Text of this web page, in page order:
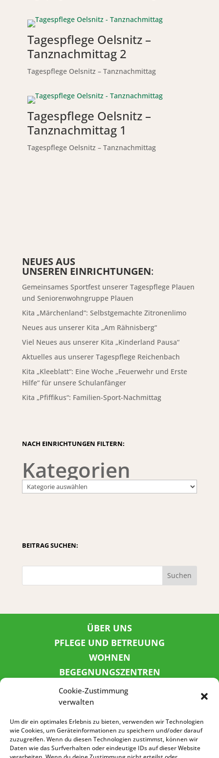
Cookie-Zustimmung
verwalten
Um dir ein optimales Erlebnis zu bieten, verwenden wir Technologien
wie Cookies, um Geräteinformationen zu speichern und/oder darauf
zuzugreifen. Wenn du diesen Technologien zustimmst, können wir
Daten wie das Surfverhalten oder eindeutige IDs auf dieser Website
Tagespflege Oelsnitz –
Tanznachmittag 2
Tagespflege Oelsnitz – Tanznachmittag
Tagespflege Oelsnitz –
Tanznachmittag 1
Tagespflege Oelsnitz – Tanznachmittag
NEUES AUS
UNSEREN EINRICHTUNGEN:
Gemeinsames Sportfest unserer Tagespflege Plauen
und Seniorenwohngruppe Plauen
Kita „Märchenland“: Selbstgemachte Zitronenlimo
Neues aus unserer Kita „Am Rähnisberg“
Viel Neues aus unserer Kita „Kinderland Pausa“
Aktuelles aus unserer Tagespflege Reichenbach
Kita „Kleeblatt“: Eine Woche „Feuerwehr und Erste
Hilfe“ für unsere Schulanfänger
Kita „Pfiffikus“: Familien-Sport-Nachmittag
NACH EINRICHTUNGEN FILTERN:
Kategorien
BEITRAG SUCHEN:
Suchen
ÜBER UNS
PFLEGE UND BETREUUNG
WOHNEN
BEGEGNUNGSZENTREN
KINDER UND JUGEND
KONTAKT
SPENDENKONTO